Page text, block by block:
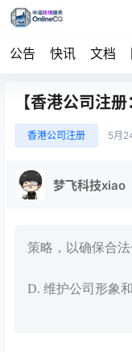
公告 快讯 文档
【香港公司注
香港公司注册 5月
梦飞科技xiao
策略，以确保合法
D. 维护公司形象